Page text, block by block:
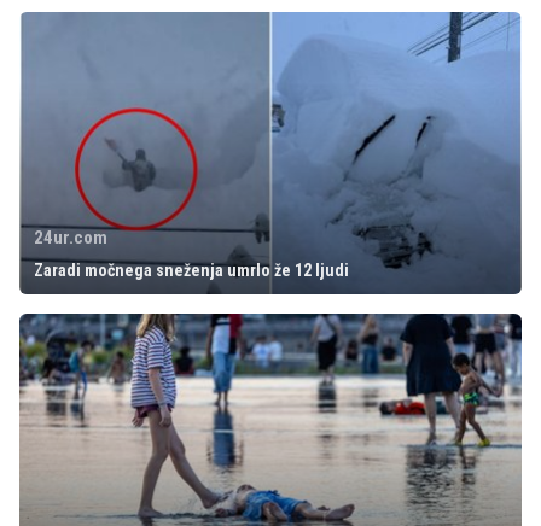
24ur.com
Zaradi močnega sneženja umrlo že 12 ljudi